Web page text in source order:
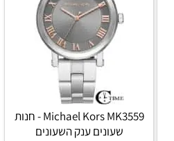
Michael Kors MK3559 - חנות
שעונים ענק השעונים